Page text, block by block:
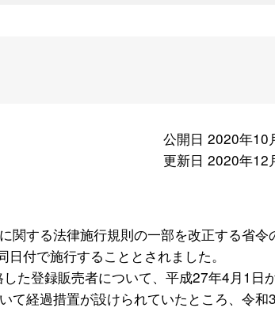
公開日 2020年10
更新日 2020年12
関する法律施行規則の一部を改正する省令
付で施行することとされました。
た登録販売者について、平成27年4月1日
て経過措置が設けられていたところ、令和